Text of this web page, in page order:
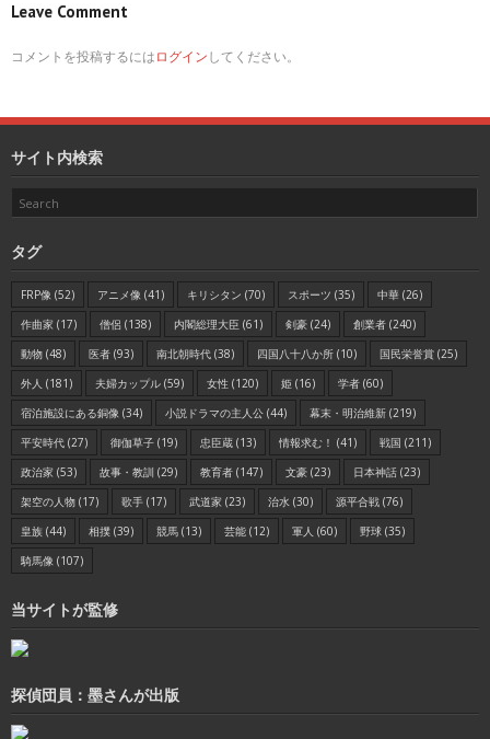
Leave Comment
コメントを投稿するにはログインしてください。
サイト内検索
タグ
FRP像 (52) アニメ像 (41) キリシタン (70) スポーツ (35) 中華 (26)
作曲家 (17) 僧侶 (138) 内閣総理大臣 (61) 剣豪 (24) 創業者 (240)
動物 (48) 医者 (93) 南北朝時代 (38) 四国八十八か所 (10) 国民栄誉賞 (25)
外人 (181) 夫婦カップル (59) 女性 (120) 姫 (16) 学者 (60)
宿泊施設にある銅像 (34) 小説ドラマの主人公 (44) 幕末・明治維新 (219)
平安時代 (27) 御伽草子 (19) 忠臣蔵 (13) 情報求む！ (41) 戦国 (211)
政治家 (53) 故事・教訓 (29) 教育者 (147) 文豪 (23) 日本神話 (23)
架空の人物 (17) 歌手 (17) 武道家 (23) 治水 (30) 源平合戦 (76)
皇族 (44) 相撲 (39) 競馬 (13) 芸能 (12) 軍人 (60) 野球 (35)
騎馬像 (107)
当サイトが監修
探偵団員：墨さんが出版